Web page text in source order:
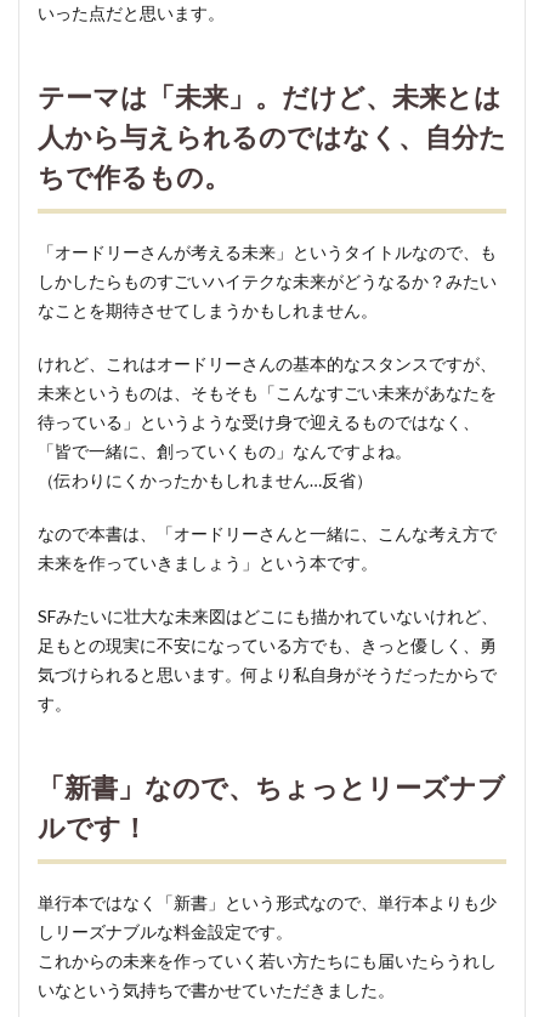
当・
絵さ
んに
よる
編集
後記
いった点だと思います。
テーマは「未来」。だけど、未来とは
人から与えられるのではなく、自分た
ちで作るもの。
「オードリーさんが考える未来」というタイトルなので、も
しかしたらものすごいハイテクな未来がどうなるか？みたい
なことを期待させてしまうかもしれません。
けれど、これはオードリーさんの基本的なスタンスですが、
未来というものは、そもそも「こんなすごい未来があなたを
待っている」というような受け身で迎えるものではなく、
「皆で一緒に、創っていくもの」なんですよね。
（伝わりにくかったかもしれません…反省）
なので本書は、「オードリーさんと一緒に、こんな考え方で
未来を作っていきましょう」という本です。
SFみたいに壮大な未来図はどこにも描かれていないけれど、
足もとの現実に不安になっている方でも、きっと優しく、勇
気づけられると思います。何より私自身がそうだったからで
す。
「新書」なので、ちょっとリーズナブ
ルです！
単行本ではなく「新書」という形式なので、単行本よりも少
しリーズナブルな料金設定です。
これからの未来を作っていく若い方たちにも届いたらうれし
いなという気持ちで書かせていただきました。